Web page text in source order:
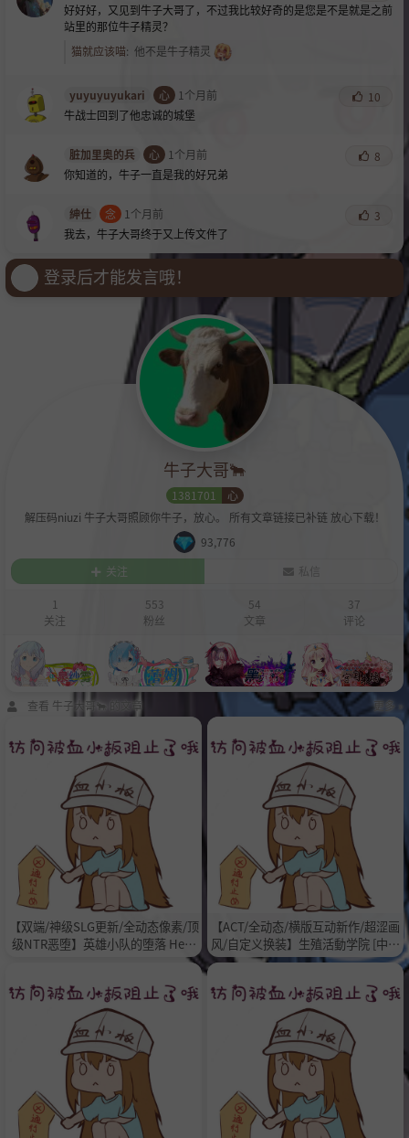
好好好，又见到牛子大哥了，不过我比较好奇的是您是不是就是之前
站里的那位牛子精灵？
猫就应该喵: 他不是牛子精灵
yuyuyuyukari 心 1个月前
10
牛战士回到了他忠诚的城堡
脏加里奥的兵 心 1个月前
8
你知道的，牛子一直是我的好兄弟
紳仕 念 1个月前
3
我去，牛子大哥终于又上传文件了
登录后才能发言哦！
牛子大哥🐂
1381701
心
解压码niuzi 牛子大哥照顾你牛子，放心。 所有文章链接已补链 放心下载！
93,776
关注
私信
1
关注
553
粉丝
54
文章
37
评论
查看 牛子大哥🐂 的文章 更多 »
【双端/神级SLG更新/全动态像素/顶
级NTR恶堕】英雄小队的堕落 Hero
Pary Must Fall ver.6 [中文版/3.10G]
【ACT/全动态/横版互动新作/超涩画
风/自定义换装】生殖活動学院 [中文
版/全存档/370M]